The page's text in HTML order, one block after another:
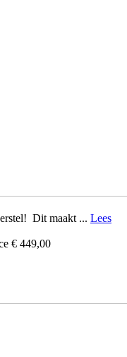
Dit maakt ... Lees
€ 449,00